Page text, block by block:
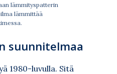
lämmityspatterin
lämmittää
suunnitelmaa
1980-luvulla. Sitä